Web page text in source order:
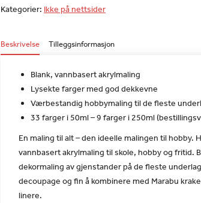
Kategorier: Ikke på nettsider
Beskrivelse Tilleggsinformasjon
Blank, vannbasert akrylmaling
Lysekte farger med god dekkevne
Værbestandig hobbymaling til de fleste
33 farger i 50ml – 9 farger i 250ml
En maling til alt – den ideelle malingen til hobby.
vannbasert akrylmaling til skole, hobby og fritid.
dekormaling av gjenstander på de fleste
decoupage og fin å kombinere med Marabu
linere.